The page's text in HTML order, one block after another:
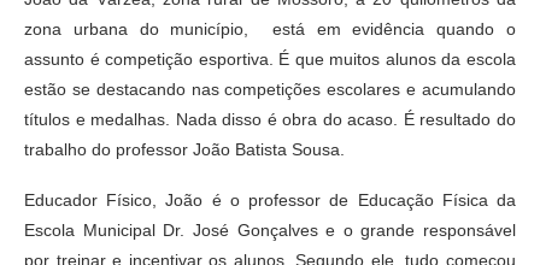
zona urbana do município, está em evidência quando o
assunto é competição esportiva. É que muitos alunos da escola
estão se destacando nas competições escolares e acumulando
títulos e medalhas. Nada disso é obra do acaso. É resultado do
trabalho do professor João Batista Sousa.
Educador Físico, João é o professor de Educação Física da
Escola Municipal Dr. José Gonçalves e o grande responsável
por treinar e incentivar os alunos. Segundo ele, tudo começou